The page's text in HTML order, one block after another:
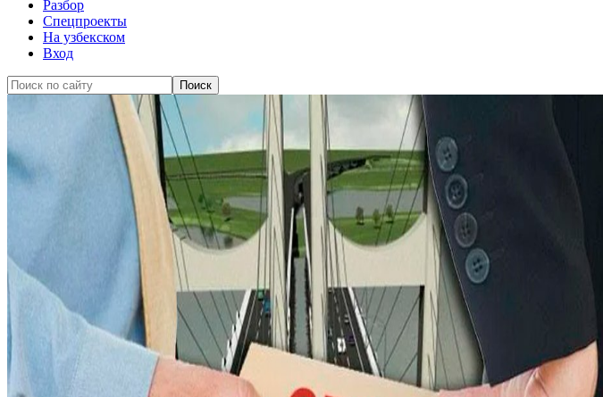
Разбор
Спецпроекты
На узбекском
Вход